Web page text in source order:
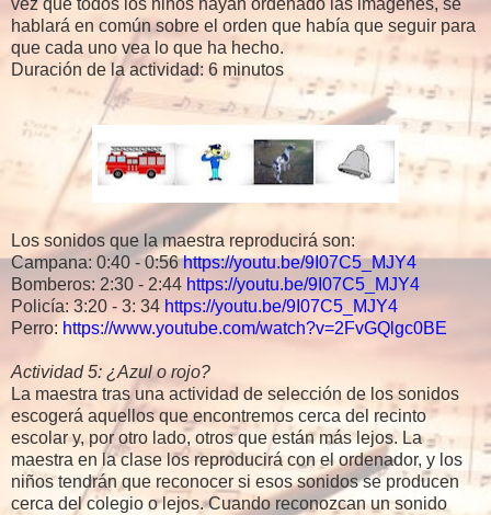
vez que todos los niños hayan ordenado las imágenes, se
hablará en común sobre el orden que había que seguir para
que cada uno vea lo que ha hecho.
Duración de la actividad: 6 minutos
Los sonidos que la maestra reproducirá son:
Campana: 0:40 - 0:56https://youtu.be/9I07C5_MJY4
Bomberos: 2:30 - 2:44 https://youtu.be/9I07C5_MJY4
Policía: 3:20 - 3: 34 https://youtu.be/9I07C5_MJY4
Perro: https://www.youtube.com/watch?v=2FvGQlgc0BE
Actividad 5: ¿Azul o rojo?
La maestra tras una actividad de selección de los sonidos
escogerá aquellos que encontremos cerca del recinto
escolar y, por otro lado, otros que están más lejos. La
maestra en la clase los reproducirá con el ordenador, y los
niños tendrán que reconocer si esos sonidos se producen
cerca del colegio o lejos. Cuando reconozcan un sonido